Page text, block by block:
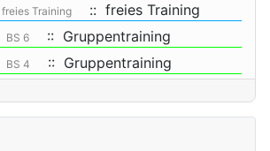
freies Training
:: freies Training
BS 6
:: Gruppentraining
BS 4 :: Gruppentraining